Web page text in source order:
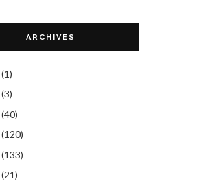
ARCHIVES
(1)
(3)
(40)
(120)
(133)
(21)